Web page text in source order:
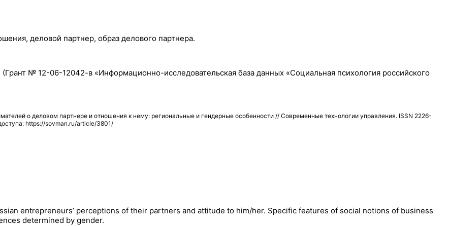
деловой партнер, образ делового партнера.
№ 12-06-12042-в «Информационно-исследовательская база данных «Социальная психология российского
о деловом партнере и отношения к нему: региональные и гендерные особенности // Современные технологии управления. ISSN 2226-
https://sovman.ru/article/3801/
entrepreneurs’ perceptions of their partners and attitude to him/her. Specific features of social notions of business
determined by gender.